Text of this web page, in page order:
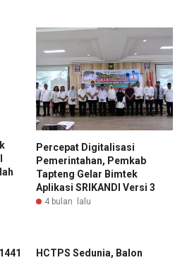
Percepat Digitalisasi
Pemerintahan, Pemkab
Tapteng Gelar Bimtek
Aplikasi SRIKANDI Versi 3
4 bulan lalu
HCTPS Sedunia, Balon